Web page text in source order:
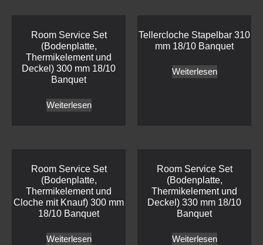
Room Service Set
(Bodenplatte,
Thermikelement und
Deckel) 300 mm 18/10
Banquet
Weiterlesen
Tellercloche Stapelbar 310
mm 18/10 Banquet
Weiterlesen
Room Service Set
(Bodenplatte,
Thermikelement und
Cloche mit Knauf) 300 mm
18/10 Banquet
Weiterlesen
Room Service Set
(Bodenplatte,
Thermikelement und
Deckel) 330 mm 18/10
Banquet
Weiterlesen